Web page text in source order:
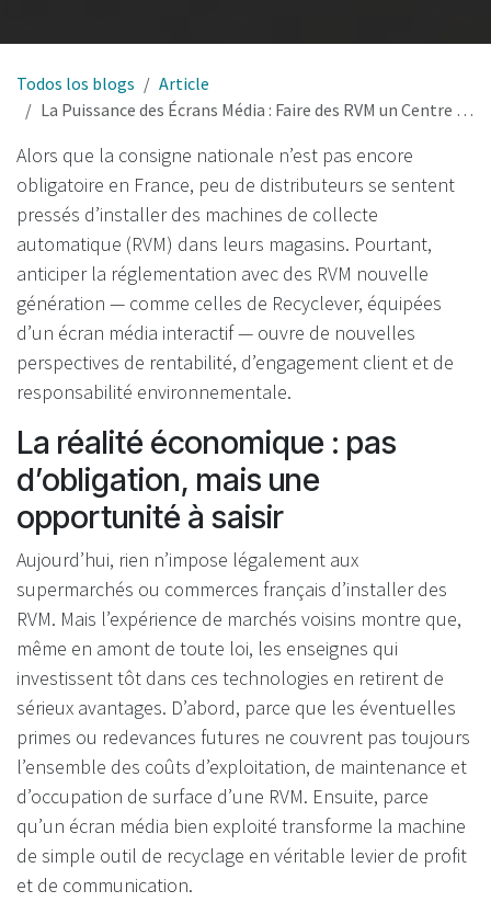
Todos los blogs
Article
La Puissance des Écrans Média : Faire des RVM un Centre de Profit et d’Engagement dans la Consigne Française
Alors que la consigne nationale n’est pas encore
obligatoire en France, peu de distributeurs se sentent
pressés d’installer des machines de collecte
automatique (RVM) dans leurs magasins. Pourtant,
anticiper la réglementation avec des RVM nouvelle
génération — comme celles de Recyclever, équipées
d’un écran média interactif — ouvre de nouvelles
perspectives de rentabilité, d’engagement client et de
responsabilité environnementale.
La réalité économique : pas
d’obligation, mais une
opportunité à saisir
Aujourd’hui, rien n’impose légalement aux
supermarchés ou commerces français d’installer des
RVM. Mais l’expérience de marchés voisins montre que,
même en amont de toute loi, les enseignes qui
investissent tôt dans ces technologies en retirent de
sérieux avantages. D’abord, parce que les éventuelles
primes ou redevances futures ne couvrent pas toujours
l’ensemble des coûts d’exploitation, de maintenance et
d’occupation de surface d’une RVM. Ensuite, parce
qu’un écran média bien exploité transforme la machine
de simple outil de recyclage en véritable levier de profit
et de communication.